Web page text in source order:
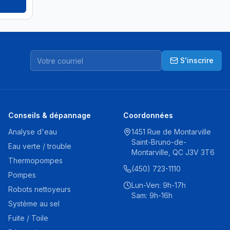
S'inscrire
Conseils & dépannage
Analyse d'eau
Eau verte / trouble
Thermopompes
Pompes
Robots nettoyeurs
Système au sel
Fuite / Toile
Coordonnées
1451 Rue de Montarville
Saint-Bruno-de-
Montarville, QC J3V 3T6
(450) 723-1110
Lun-Ven: 9h-17h
Sam: 9h-16h